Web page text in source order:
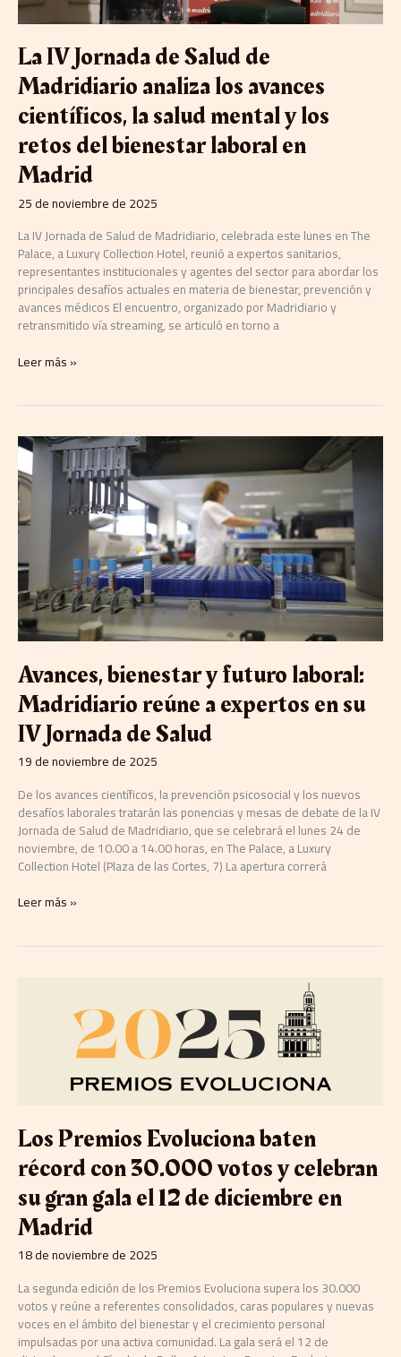
La IV Jornada de Salud de
Madridiario analiza los avances
científicos, la salud mental y los
retos del bienestar laboral en
Madrid
25 de noviembre de 2025
La IV Jornada de Salud de Madridiario, celebrada este lunes en The
Palace, a Luxury Collection Hotel, reunió a expertos sanitarios,
representantes institucionales y agentes del sector para abordar los
principales desafíos actuales en materia de bienestar, prevención y
avances médicos El encuentro, organizado por Madridiario y
retransmitido vía streaming, se articuló en torno a
mental
los
retos
del
bienestar
laboral
en
Madrid
Leer más »
Avances, bienestar y futuro laboral:
Madridiario reúne a expertos en su
IV Jornada de Salud
19 de noviembre de 2025
De los avances científicos, la prevención psicosocial y los nuevos
desafíos laborales tratarán las ponencias y mesas de debate de la IV
Jornada de Salud de Madridiario, que se celebrará el lunes 24 de
noviembre, de 10.00 a 14.00 horas, en The Palace, a Luxury
Collection Hotel (Plaza de las Cortes, 7) La apertura correrá
Avances,
bienestar
y
futuro
laboral:
Madridiario
a
expertos
en
su
IV
Jornada
de
Salud
Leer más »
Los Premios Evoluciona baten
récord con 30.000 votos y celebran
su gran gala el 12 de diciembre en
Madrid
18 de noviembre de 2025
La segunda edición de los Premios Evoluciona supera los 30.000
votos y reúne a referentes consolidados, caras populares y nuevas
voces en el ámbito del bienestar y el crecimiento personal
impulsadas por una activa comunidad. La gala será el 12 de
y
celebran
su
gran
gala
el
12
de
en
Madrid